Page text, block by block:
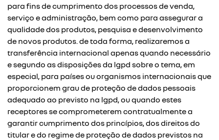
para fins de cumprimento dos processos de venda,
serviço e administração, bem como para assegurar a
qualidade dos produtos, pesquisa e desenvolvimento
de novos produtos. de toda forma, realizaremos a
transferência internacional apenas quando necessário
e segundo as disposições da lgpd sobre o tema, em
especial, para países ou organismos internacionais que
proporcionem grau de proteção de dados pessoais
adequado ao previsto na lgpd, ou quando estes
receptores se comprometerem contratualmente a
garantir cumprimento dos princípios, dos direitos do
titular e do regime de proteção de dados previstos na